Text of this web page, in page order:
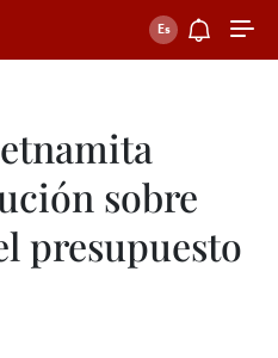
sobre
presupuesto